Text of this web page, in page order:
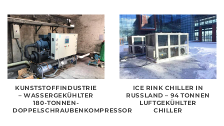
KUNSTSTOFFINDUSTRIE
– WASSERGEKÜHLTER
180-TONNEN-
DOPPELSCHRAUBENKOMPRESSOR
ICE RINK CHILLER IN
RUSSLAND – 94 TONNEN
LUFTGEKÜHLTER
CHILLER